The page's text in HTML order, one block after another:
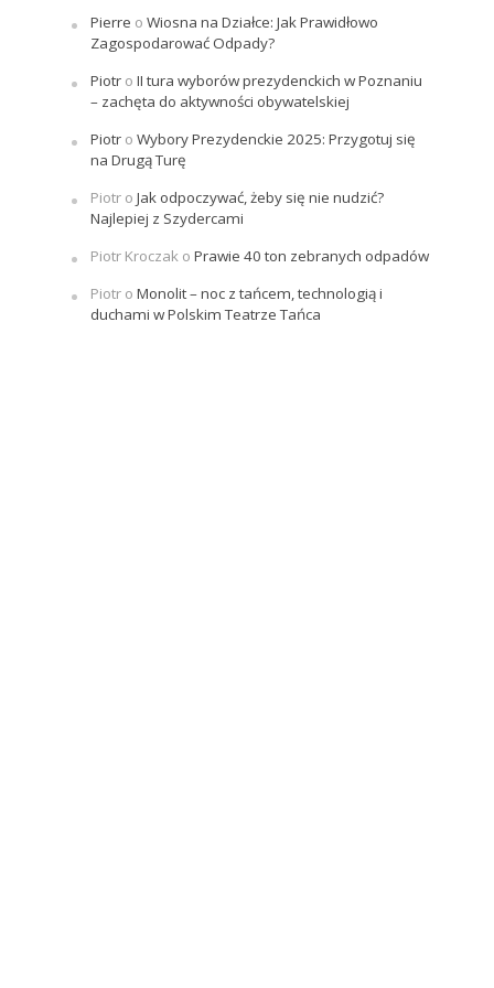
Pierre o Wiosna na Działce: Jak Prawidłowo
Zagospodarować Odpady?
Piotro II tura wyborów prezydenckich w Poznaniu
– zachęta do aktywności obywatelskiej
Piotro Wybory Prezydenckie 2025: Przygotuj się
na Drugą Turę
Piotro Jak odpoczywać, żeby się nie nudzić?
Najlepiej z Szydercami
Piotr Kroczako Prawie 40 ton zebranych odpadów
Piotro Monolit – noc z tańcem, technologią i
duchami w Polskim Teatrze Tańca